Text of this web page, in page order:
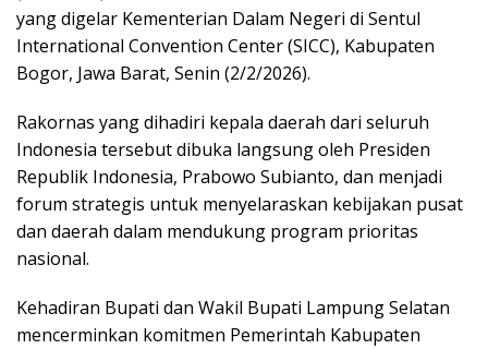
yang digelar Kementerian Dalam Negeri di Sentul
International Convention Center (SICC), Kabupaten
Bogor, Jawa Barat, Senin (2/2/2026).
Rakornas yang dihadiri kepala daerah dari seluruh
Indonesia tersebut dibuka langsung oleh Presiden
Republik Indonesia, Prabowo Subianto, dan menjadi
forum strategis untuk menyelaraskan kebijakan pusat
dan daerah dalam mendukung program prioritas
nasional.
Kehadiran Bupati dan Wakil Bupati Lampung Selatan
mencerminkan komitmen Pemerintah Kabupaten